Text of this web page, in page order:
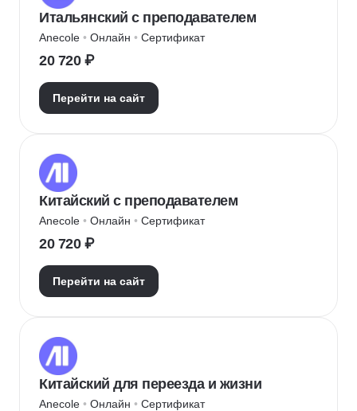
Итальянский с преподавателем
Anecole • Онлайн • Сертификат
20 720 ₽
Перейти на сайт
Китайский с преподавателем
Anecole • Онлайн • Сертификат
20 720 ₽
Перейти на сайт
Китайский для переезда и жизни
Anecole • Онлайн • Сертификат